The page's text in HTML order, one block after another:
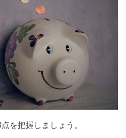
を把握しましょう。